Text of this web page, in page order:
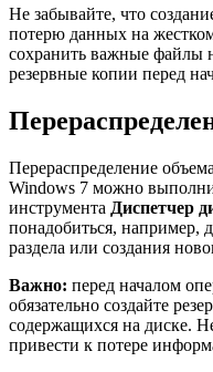
Не забывайте, что
потерю данных на
сохранить важные файлы
резервные копии перед
Перераспределение
Windows 7 можно
инструмента Диспетчер
понадобиться, например,
раздела или создания
Важно: перед началом
обязательно создайте
содержащихся на диске.
привести к потере